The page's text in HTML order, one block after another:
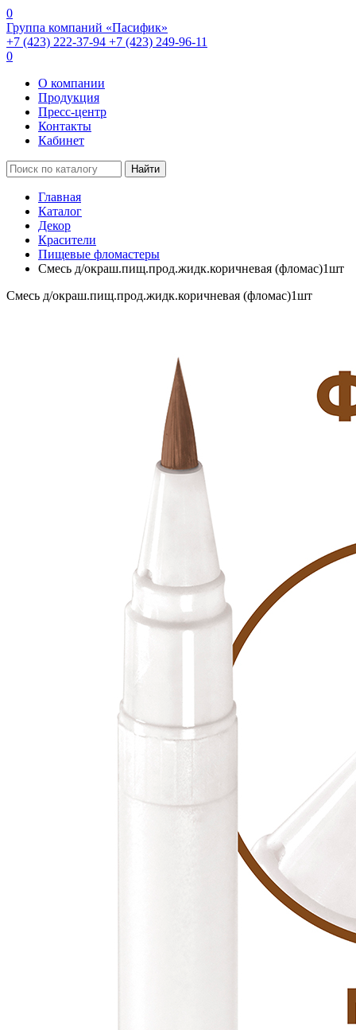
0
Группа компаний «Пасифик»
+7 (423) 222-37-94 +7 (423) 249-96-11
0
О компании
Продукция
Пресс-центр
Контакты
Кабинет
Найти
Главная
Каталог
Декор
Красители
Пищевые фломастеры
Смесь д/окраш.пищ.прод.жидк.коричневая (фломас)1шт
Смесь д/окраш.пищ.прод.жидк.коричневая (фломас)1шт